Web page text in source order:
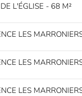
L'ÉGLISE - 68 M²
LES
LES
LES